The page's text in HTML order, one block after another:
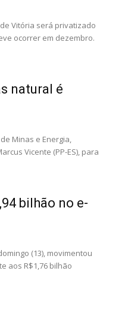
de Vitória será privatizado
ocorrer em dezembro.
natural é
Minas e Energia,
Vicente (PP-ES), para
bilhão no e-
(13), movimentou
aos R$1,76 bilhão